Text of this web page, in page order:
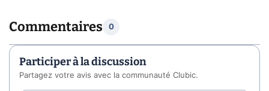
Commentaires 0
Participer à la discussion
Partagez votre avis avec la communauté Clubic.